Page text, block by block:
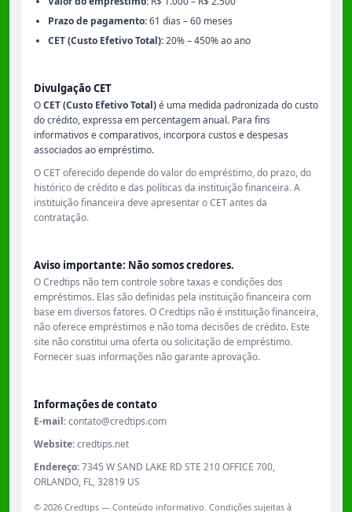
Prazo de pagamento:61 dias – 60 meses
CET (Custo Efetivo Total):20% – 450% ao ano
Divulgação CET
OCET (Custo Efetivo Total)é uma medida padronizada do custo
do crédito, expressa em percentagem anual. Para fins
informativos e comparativos, incorpora custos e despesas
associados ao empréstimo.
O CET oferecido depende do valor do empréstimo, do prazo, do
histórico de crédito e das políticas da instituição financeira. A
instituição financeira deve apresentar o CET antes da
contratação.
Aviso importante: Não somos credores.
O Credtips não tem controle sobre taxas e condições dos
empréstimos. Elas são definidas pela instituição financeira com
base em diversos fatores. O Credtips não é instituição financeira,
não oferece empréstimos e não toma decisões de crédito. Este
site não constitui uma oferta ou solicitação de empréstimo.
Fornecer suas informações não garante aprovação.
Informações de contato
E-mail:contato@credtips.com
Website:credtips.net
Endereço:7345 W SAND LAKE RD STE 210 OFFICE 700,
ORLANDO, FL, 32819 US
© 2026 Credtips — Conteúdo informativo. Condições sujeitas à